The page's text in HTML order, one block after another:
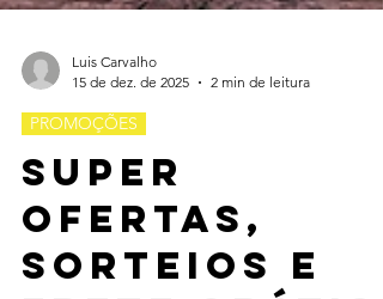
Luis Carvalho
PROMOÇÕES
Super
ofertas,